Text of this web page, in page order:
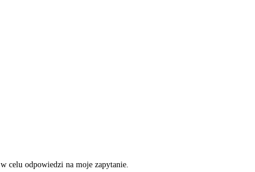
w celu odpowiedzi na moje zapytanie.